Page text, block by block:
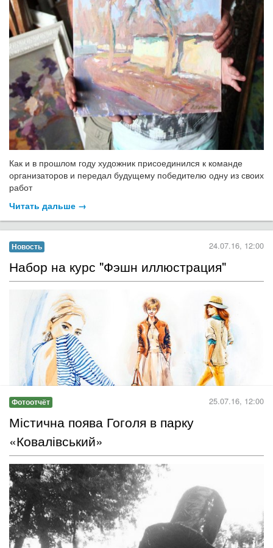
Как и в прошлом году художник присоединился к команде
организаторов и передал будущему победителю одну из своих
работ
Читать дальше →
Новость 24.07.16, 12:00
Набор на курс "Фэшн иллюстрация"
Наверняка вы видели эти притягательные, легкие и воздушные
изображения в книгах и модных журналах. Хотите делать так
же?
Читать дальше →
Фотоотчёт 25.07.16, 12:00